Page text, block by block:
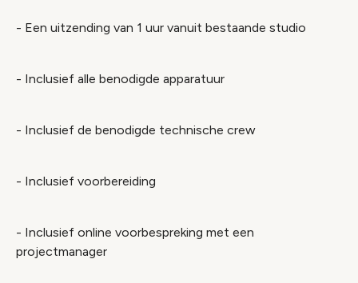
- Een uitzending van 1 uur vanuit bestaande studio
- Inclusief alle benodigde apparatuur
- Inclusief de benodigde technische crew
- Inclusief voorbereiding
- Inclusief online voorbespreking met een
projectmanager